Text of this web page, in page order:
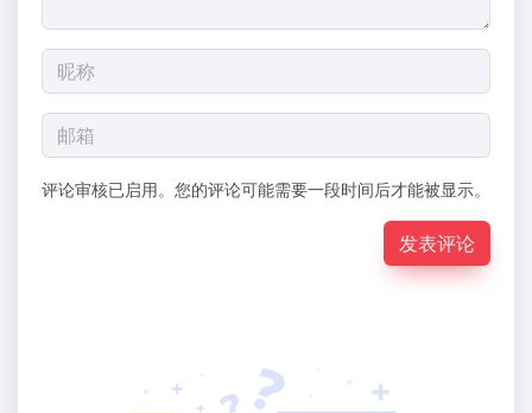
评论审核已启用。您的评论可能需要一段时间后才能被显示。
发表评论